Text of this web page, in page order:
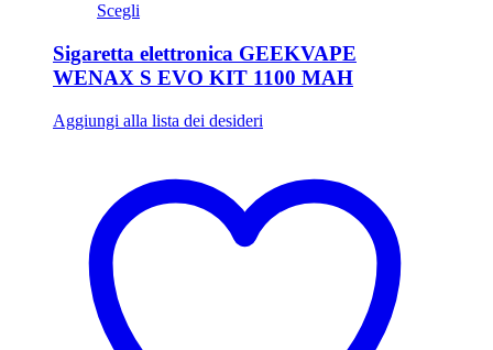
Scegli
Sigaretta elettronica GEEKVAPE
WENAX S EVO KIT 1100 MAH
Aggiungi alla lista dei desideri